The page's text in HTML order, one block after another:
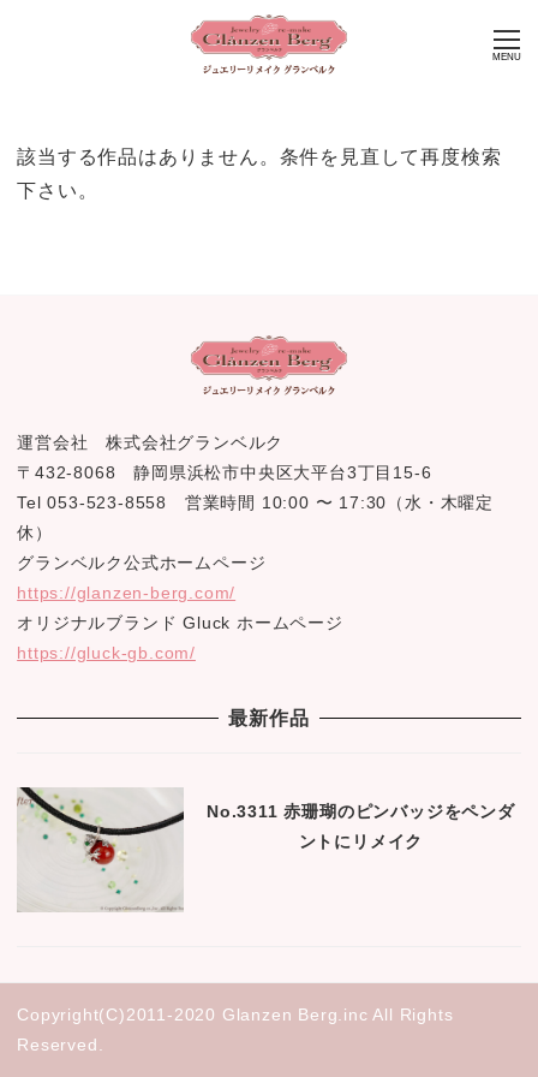
MENU
該当する作品はありません。条件を見直して再度検索
下さい。
運営会社 株式会社グランベルク
〒432-8068 静岡県浜松市中央区大平台3丁目15-6
Tel 053-523-8558 営業時間 10:00 〜 17:30（水・木曜定
休）
グランベルク公式ホームページ
https://glanzen-berg.com/
オリジナルブランド Gluck ホームページ
https://gluck-gb.com/
最新作品
No.3311 赤珊瑚のピンバッジをペンダ
ントにリメイク
Copyright(C)2011-2020 Glanzen Berg.inc All Rights
Reserved.